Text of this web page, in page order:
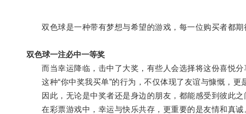
双色球是一种带有梦想与希望的游戏，每一位购买者都期
双色球一注必中一等奖
而当幸运降临，击中了大奖，有些人会选择将这份喜悦分
这种“你中奖我买单”的行为，不仅体现了友谊与慷慨，更
因此，无论是中奖者还是身边的朋友，都能感受到彼此之
在彩票游戏中，幸运与快乐共存，更重要的是友情和真诚